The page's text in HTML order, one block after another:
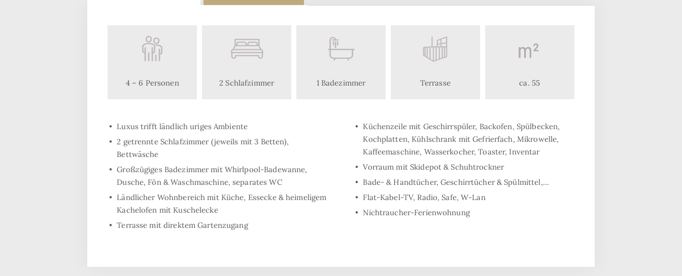
4 – 6 Personen 2 Schlafzimmer 1 Badezimmer Terrasse ca. 55
Luxus trifft ländlich uriges Ambiente
2 getrennte Schlafzimmer (jeweils mit 3 Betten),
Bettwäsche
Großzügiges Badezimmer mit Whirlpool-Badewanne,
Dusche, Fön & Waschmaschine, separates WC
Ländlicher Wohnbereich mit Küche, Essecke & heimeligem
Kachelofen mit Kuschelecke
Terrasse mit direktem Gartenzugang
Küchenzeile mit Geschirrspüler, Backofen, Spülbecken,
Kochplatten, Kühlschrank mit Gefrierfach, Mikrowelle,
Kaffeemaschine, Wasserkocher, Toaster, Inventar
Vorraum mit Skidepot & Schuhtrockner
Bade- & Handtücher, Geschirrtücher & Spülmittel,…
Flat-Kabel-TV, Radio, Safe, W-Lan
Nichtraucher-Ferienwohnung